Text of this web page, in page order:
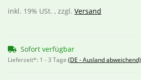
inkl. 19% USt. , zzgl. Versand
Sofort verfügbar
Lieferzeit*: 1 - 3 Tage (DE - Ausland abweichend)